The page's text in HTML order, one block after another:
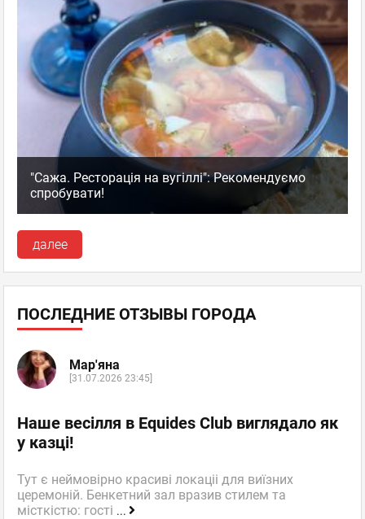
"Сажа. Ресторація на вугіллі": Рекомендуємо
спробувати!
далее
ПОСЛЕДНИЕ ОТЗЫВЫ ГОРОДА
Мар'яна
[31.07.2026 23:45]
Наше весілля в Equides Club виглядало як
у казці!
Тут є неймовірно красиві локаціі для виїзних
церемоній. Бенкетний зал вразив стилем та
місткістю: гості ...